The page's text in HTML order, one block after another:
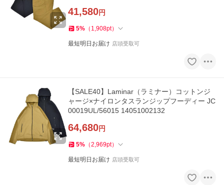
41,580円
5% （ 1,908pt）
最短明日お届け 店頭受取可
【SALE40】Laminar（ラミナー）コットンジ
ャージ×ナイロンタスランジップフーディー JC
00019UL/56015 14051002132
64,680円
5% （2,969pt）
最短明日お届け 店頭受取可